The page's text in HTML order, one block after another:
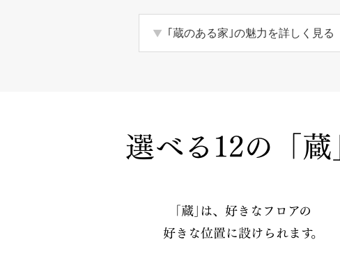
｢蔵のある家｣の魅力を詳しく見る
選べる12の「蔵
｢蔵｣は、好きなフロアの
好きな位置に設けられます。